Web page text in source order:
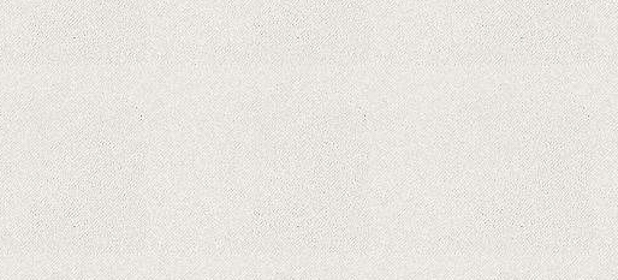
Studio Mir
Curtea Supremă reglementează în
favoarea Google în Oracle Java
Fight
Zvon: aplicațiile Google nu se mai
pot instala pe terminalele Huawei